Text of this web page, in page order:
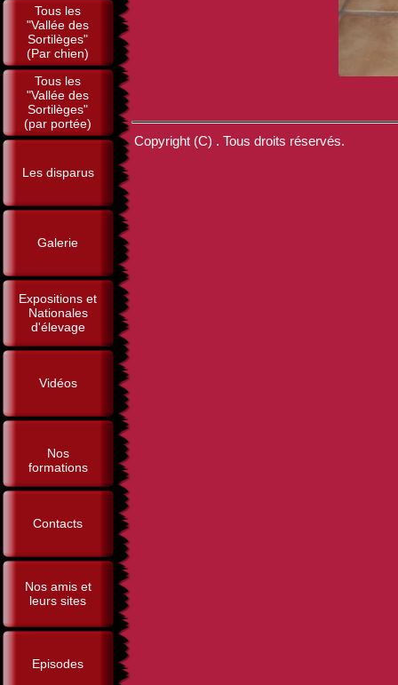
Tous les
"Vallée des
Sortilèges"
(Par chien)
Tous les
"Vallée des
Sortilèges"
(par portée)
Les disparus
Galerie
Expositions et
Nationales
d'élevage
Vidéos
Nos
formations
Contacts
Nos amis et
leurs sites
Episodes
Copyright (C) . Tous droits réservés.